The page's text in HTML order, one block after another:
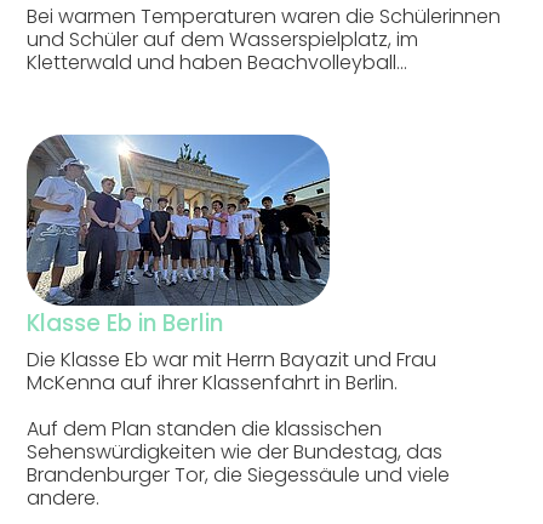
Bei warmen Temperaturen waren die Schülerinnen
und Schüler auf dem Wasserspielplatz, im
Kletterwald und haben Beachvolleyball…
Klasse Eb in Berlin
Die Klasse Eb war mit Herrn Bayazit und Frau
McKenna auf ihrer Klassenfahrt in Berlin.
Auf dem Plan standen die klassischen
Sehenswürdigkeiten wie der Bundestag, das
Brandenburger Tor, die Siegessäule und viele
andere.